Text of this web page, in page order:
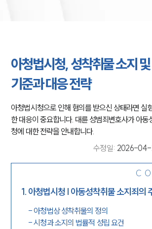
아청법시청, 성착취물 소지
기준과 대응 전략
아청법시청으로 인해 혐의를 받으신 상태라면 실
한 대응이 중요합니다. 대륜 성범죄변호사가 아동
청에 대한 전략을 안내합니다.
수정일: 2026-04-
1. 아청법시청 | 아동성착취물 소지죄의
- 아청법상 성착취물의 정의
-시청과 소지의 법률적 성립 요건